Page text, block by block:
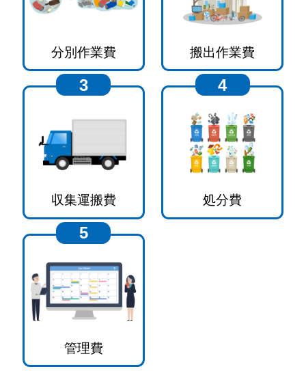
分別作業費 搬出作業費
3
収集運搬費
4
処分費
5
管理費